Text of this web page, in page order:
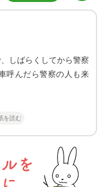
しばらくしてから警察
呼んだら警察の人も来
を読む